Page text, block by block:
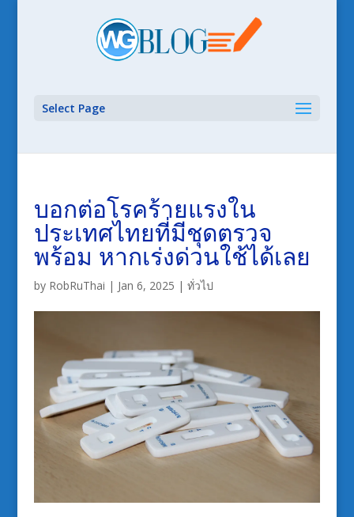
Select Page
บอกต่อโรคร้ายแรงใน
ประเทศไทยที่มีชุดตรวจ
พร้อม หากเร่งด่วนใช้ได้เลย
by RobRuThai | Jan 6, 2025 | ทั่วไป